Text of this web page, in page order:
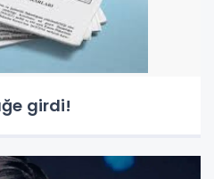
girdi!